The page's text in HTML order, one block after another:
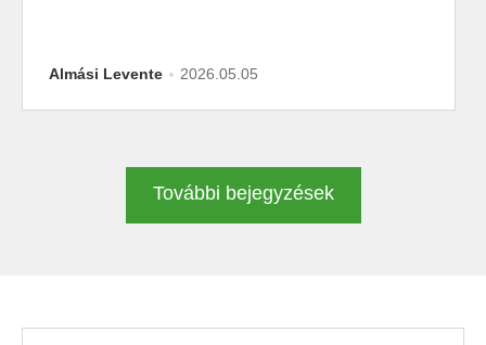
Almási Levente 2026.05.05
További bejegyzések